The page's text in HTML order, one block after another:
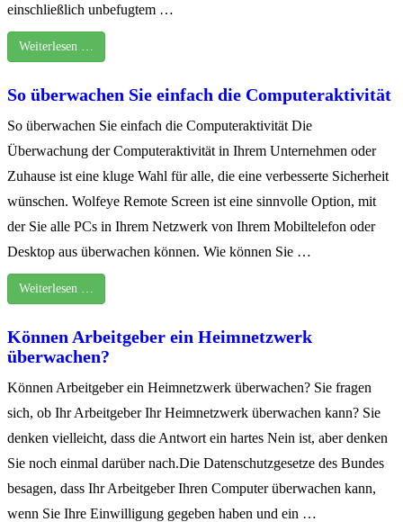
einschließlich unbefugtem …
Weiterlesen …
So überwachen Sie einfach die Computeraktivität
So überwachen Sie einfach die Computeraktivität Die
Überwachung der Computeraktivität in Ihrem Unternehmen oder
Zuhause ist eine kluge Wahl für alle, die eine verbesserte Sicherheit
wünschen. Wolfeye Remote Screen ist eine sinnvolle Option, mit
der Sie alle PCs in Ihrem Netzwerk von Ihrem Mobiltelefon oder
Desktop aus überwachen können. Wie können Sie …
Weiterlesen …
Können Arbeitgeber ein Heimnetzwerk
überwachen?
Können Arbeitgeber ein Heimnetzwerk überwachen? Sie fragen
sich, ob Ihr Arbeitgeber Ihr Heimnetzwerk überwachen kann? Sie
denken vielleicht, dass die Antwort ein hartes Nein ist, aber denken
Sie noch einmal darüber nach.Die Datenschutzgesetze des Bundes
besagen, dass Ihr Arbeitgeber Ihren Computer überwachen kann,
wenn Sie Ihre Einwilligung gegeben haben und ein …